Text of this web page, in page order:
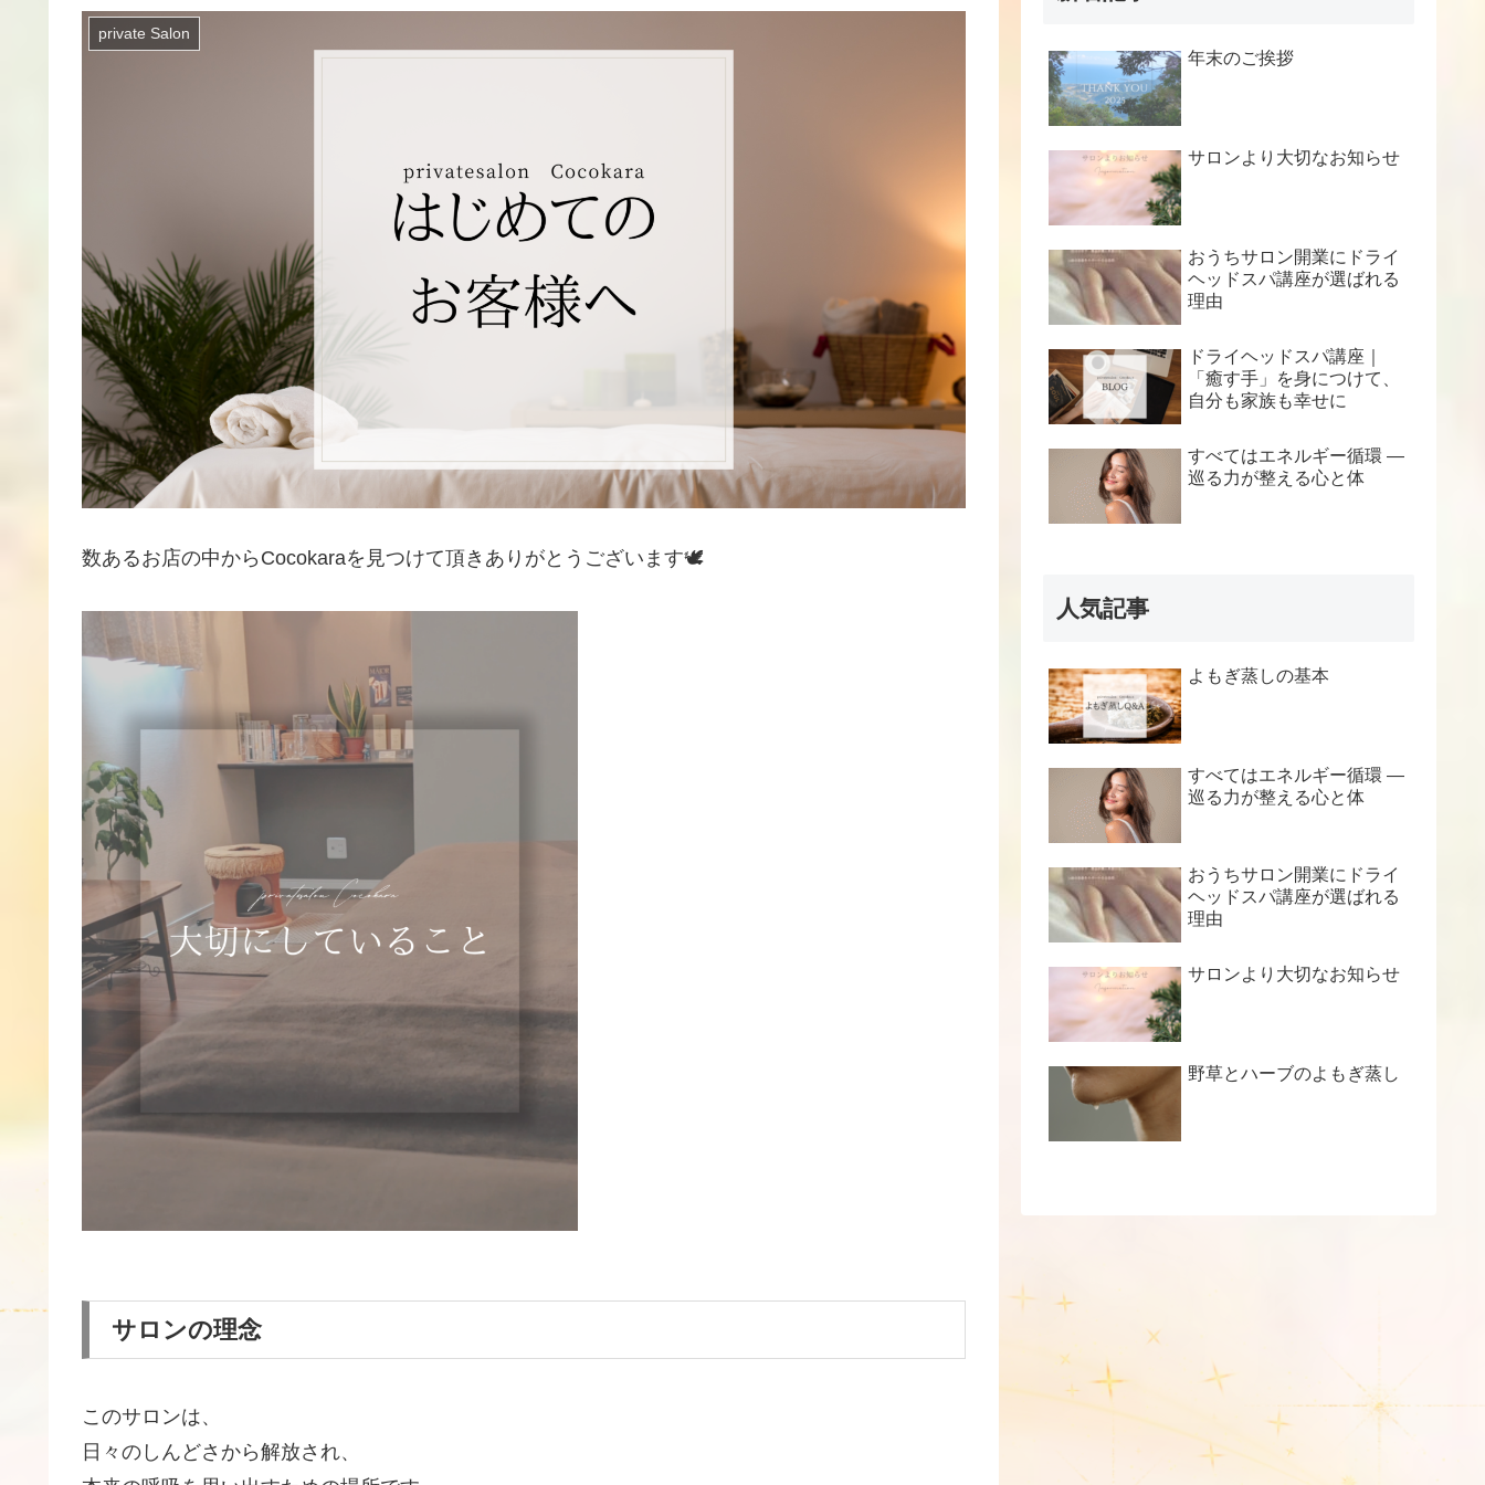
private Salon
数あるお店の中からCocokaraを見つけて頂きありがとうございます🕊
サロンの理念
このサロンは、
日々のしんどさから解放され、
年末のご挨拶
サロンより大切なお知らせ
おうちサロン開業にドライ
ヘッドスパ講座が選ばれる
理由
ドライヘッドスパ講座｜
「癒す手」を身につけて、
自分も家族も幸せに
すべてはエネルギー循環 ―
巡る力が整える心と体
人気記事
よもぎ蒸しの基本
すべてはエネルギー循環 ―
巡る力が整える心と体
おうちサロン開業にドライ
ヘッドスパ講座が選ばれる
理由
サロンより大切なお知らせ
野草とハーブのよもぎ蒸し